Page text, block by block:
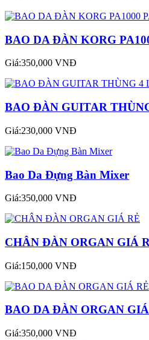
BAO DA ĐÀN KORG
Giá:350,000 VNĐ
BAO ĐÀN GUITAR
Giá:230,000 VNĐ
Bao Da Đựng Bàn Mixer
Giá:350,000 VNĐ
CHÂN ĐÀN ORGAN GIÁ
Giá:150,000 VNĐ
BAO DA ĐÀN ORGAN
Giá:350,000 VNĐ